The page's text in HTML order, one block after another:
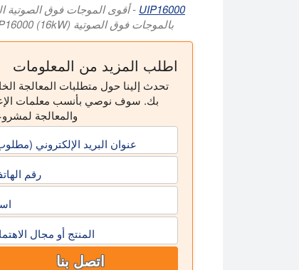
UIP16000 - أقوى الموجات فوق الصوتية
بالموجات فوق الصوتية UIP16000 (16kW)
اطلب المزيد من المعلومات
تحدث إلينا حول متطلبات المعالجة
بك. سوف نوصي بأنسب معلمات
والمعالجة
عنوان البريد الإلكتروني
رقم
المنتج أو مجال
اتصل بنا